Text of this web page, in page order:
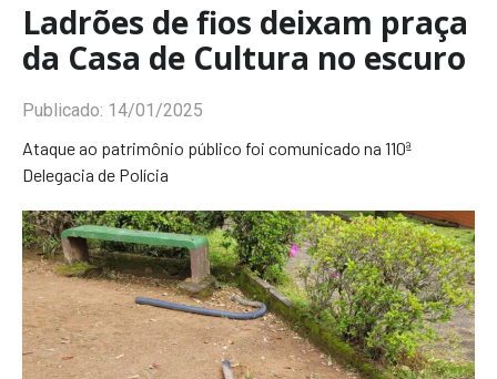
Ladrões de fios deixam praça
da Casa de Cultura no escuro
Publicado: 14/01/2025
Ataque ao patrimônio público foi comunicado na 110ª
Delegacia de Polícia